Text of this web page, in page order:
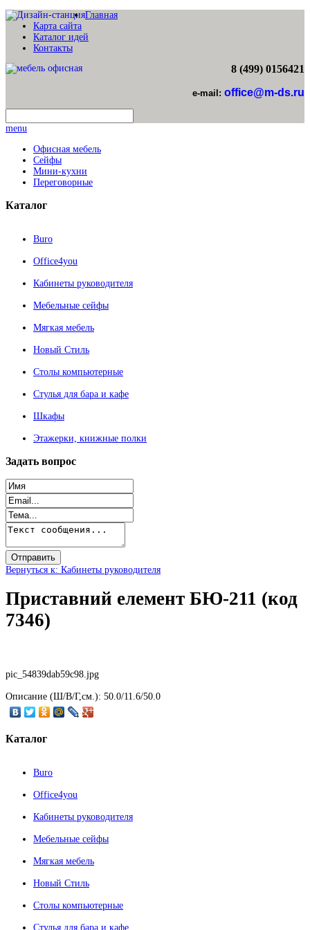
Главная
Карта сайта
Каталог идей
Контакты
8 (499) 0156421
e-mail: office@m-ds.ru
menu
Офисная мебель
Сейфы
Мини-кухни
Переговорные
Каталог
Buro
Office4you
Кабинеты руководителя
Мебельные сейфы
Мягкая мебель
Новый Стиль
Столы компьютерные
Стулья для бара и кафе
Шкафы
Этажерки, книжные полки
Задать вопрос
Вернуться к: Кабинеты руководителя
Приставний елемент БЮ-211 (код
7346)
pic_54839dab59c98.jpg
Описание (Ш/В/Г,см.): 50.0/11.6/50.0
Каталог
Buro
Office4you
Кабинеты руководителя
Мебельные сейфы
Мягкая мебель
Новый Стиль
Столы компьютерные
Стулья для бара и кафе